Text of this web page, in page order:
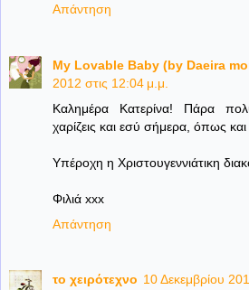
Απάντηση
My Lovable Baby (by Daeira
2012 στις 12:04 μ.μ.
Καλημέρα Κατερίνα! Πάρα
χαρίζεις και εσύ σήμερα, όπως
Υπέροχη η Χριστουγεννιάτικη
Φιλιά xxx
Απάντηση
το χειρότεχνο 10 Δεκεμβρίου